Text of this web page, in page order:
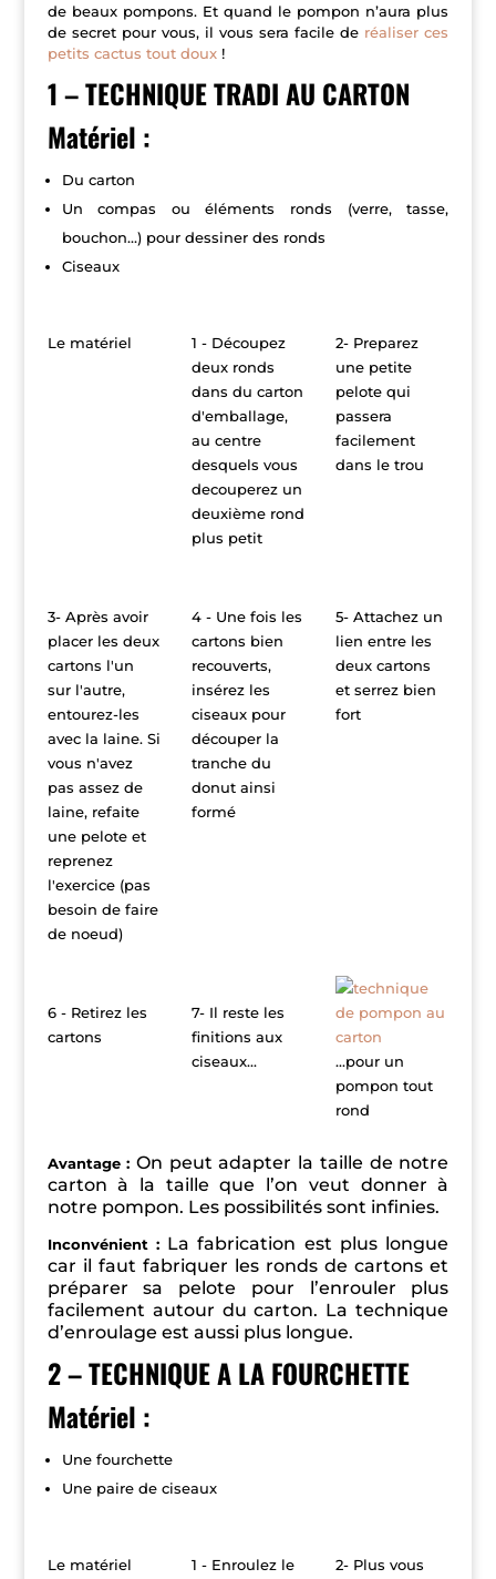
de beaux pompons. Et quand le pompon n’aura plus
de secret pour vous, il vous sera facile de réaliser ces
petits cactus tout doux!
1 – TECHNIQUE TRADI AU CARTON
Matériel :
Du carton
Un compas ou éléments ronds (verre, tasse,
bouchon…) pour dessiner des ronds
Ciseaux
Le matériel
1 - Découpez
deux ronds
dans du carton
d'emballage,
au centre
desquels vous
decouperez un
deuxième rond
plus petit
2- Preparez
une petite
pelote qui
passera
facilement
dans le trou
3- Après avoir
placer les deux
cartons l'un
sur l'autre,
entourez-les
avec la laine. Si
vous n'avez
pas assez de
laine, refaite
une pelote et
reprenez
l'exercice (pas
besoin de faire
de noeud)
4 - Une fois les
cartons bien
recouverts,
insérez les
ciseaux pour
découper la
tranche du
donut ainsi
formé
5- Attachez un
lien entre les
deux cartons
et serrez bien
fort
6 - Retirez les
cartons
7- Il reste les
finitions aux
ciseaux...
...pour un
pompon tout
rond
Avantage :On peut adapter la taille de notre
carton à la taille que l’on veut donner à
notre pompon. Les possibilités sont infinies.
Inconvénient : La fabrication est plus longue
car il faut fabriquer les ronds de cartons et
préparer sa pelote pour l’enrouler plus
facilement autour du carton. La technique
d’enroulage est aussi plus longue.
2 – TECHNIQUE A LA FOURCHETTE
Matériel :
Une fourchette
Une paire de ciseaux
Le matériel
1 - Enroulez le
2- Plus vous